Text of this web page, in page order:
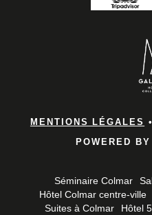
MENTIONS LÉGALES •
POWERED BY
Séminaire Colmar
Hôtel Colmar centre-ville
Suites à Colmar
Hôtel
Nom*: